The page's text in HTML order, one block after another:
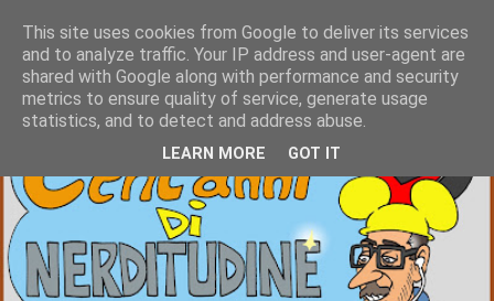
This site uses cookies from Google to deliver its services
and to analyze traffic. Your IP address and user-agent are
shared with Google along with performance and security
metrics to ensure quality of service, generate usage
statistics, and to detect and address abuse.
LEARN MORE GOT IT